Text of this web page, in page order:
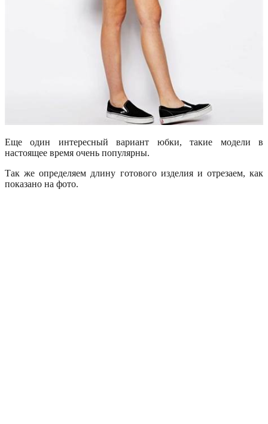
Еще один интересный вариант юбки, такие модели в
настоящее время очень популярны.
Так же определяем длину готового изделия и отрезаем, как
показано на фото.